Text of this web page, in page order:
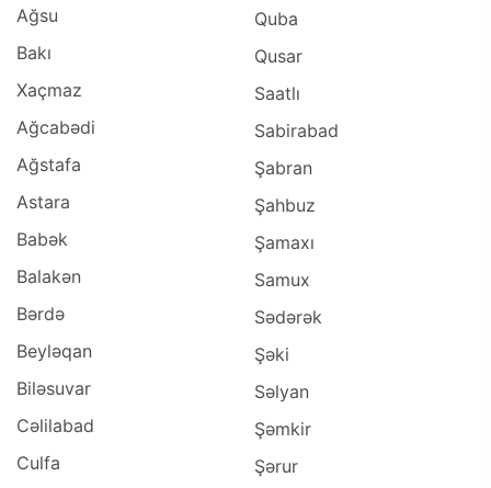
Ağsu
Bakı
Xaçmaz
Ağcabədi
Ağstafa
Astara
Babək
Balakən
Bərdə
Beyləqan
Biləsuvar
Cəlilabad
Culfa
Quba
Qusar
Saatlı
Sabirabad
Şabran
Şahbuz
Şamaxı
Samux
Sədərək
Şəki
Səlyan
Şəmkir
Şərur